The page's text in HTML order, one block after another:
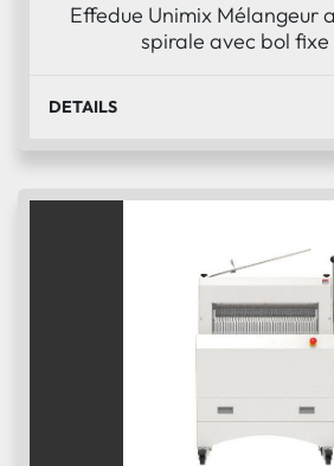
Effedue Unimix Mélangeur
spirale avec bol fixe
DETAILS